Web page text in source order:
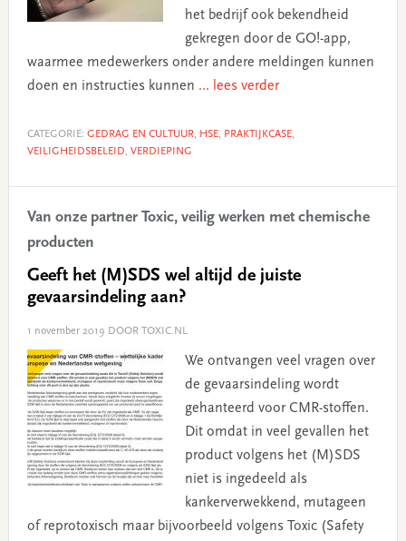
het bedrijf ook bekendheid
gekregen door de GO!-app,
waarmee medewerkers onder andere meldingen kunnen
doen en instructies kunnen ... lees verder
CATEGORIE: GEDRAG EN CULTUUR, HSE, PRAKTIJKCASE,
VEILIGHEIDSBELEID, VERDIEPING
Van onze partner Toxic, veilig werken met chemische
producten
Geeft het (M)SDS wel altijd de juiste
gevaarsindeling aan?
1 november 2019 DOOR TOXIC.NL
We ontvangen veel vragen over
de gevaarsindeling wordt
gehanteerd voor CMR-stoffen.
Dit omdat in veel gevallen het
product volgens het (M)SDS
niet is ingedeeld als
kankerverwekkend, mutageen
of reprotoxisch maar bijvoorbeeld volgens Toxic (Safety